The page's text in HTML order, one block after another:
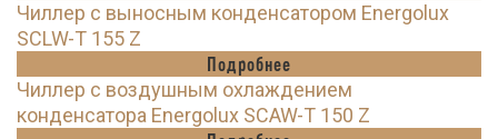
Чиллер с выносным конденсатором Energolux
SCLW-T 155 Z
Подробнее
Чиллер с воздушным охлаждением
конденсатора Energolux SCAW-T 150 Z